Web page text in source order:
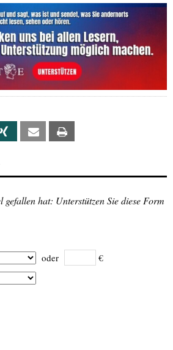
Xing Email
gefallen hat: Unterstützen Sie diese Form
oder €